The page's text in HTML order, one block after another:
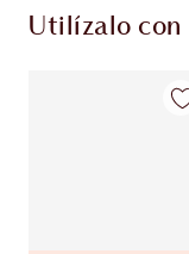
Utilízalo con